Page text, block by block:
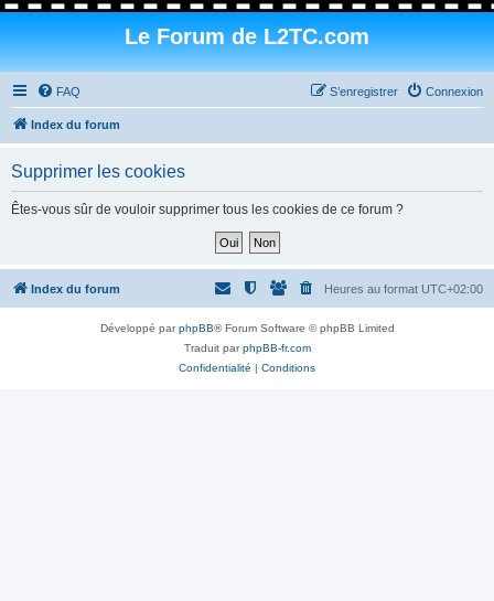
Le Forum de L2TC.com
FAQ Connexion
S’enregistrer
Index du forum
Supprimer les cookies
Êtes-vous sûr de vouloir supprimer tous les cookies de ce forum ?
Index du forum Heures au format UTC+02:00
Développé parphpBB® Forum Software © phpBB Limited
Traduit parphpBB-fr.com
Confidentialité | Conditions